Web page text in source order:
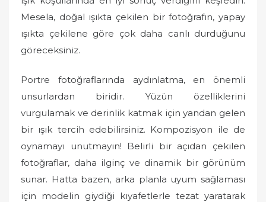
Mesela, doğal ışıkta çekilen bir fotoğrafın, yapay
ışıkta çekilene göre çok daha canlı durduğunu
göreceksiniz.
Portre fotoğraflarında aydınlatma, en önemli
unsurlardan biridir. Yüzün özelliklerini
vurgulamak ve derinlik katmak için yandan gelen
bir ışık tercih edebilirsiniz. Kompozisyon ile de
oynamayı unutmayın! Belirli bir açıdan çekilen
fotoğraflar, daha ilginç ve dinamik bir görünüm
sunar. Hatta bazen, arka planla uyum sağlaması
için modelin giydiği kıyafetlerle tezat yaratarak